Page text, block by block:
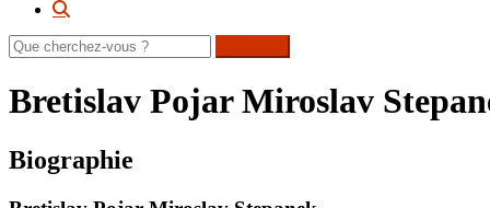
Rechercher
sur
site
Bretislav Pojar Miroslav
Biographie